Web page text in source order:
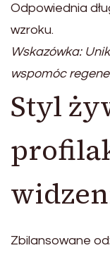
Odpowiednia
wzroku.
Wskazówka:
wspomóc
Styl
Zbilansowane